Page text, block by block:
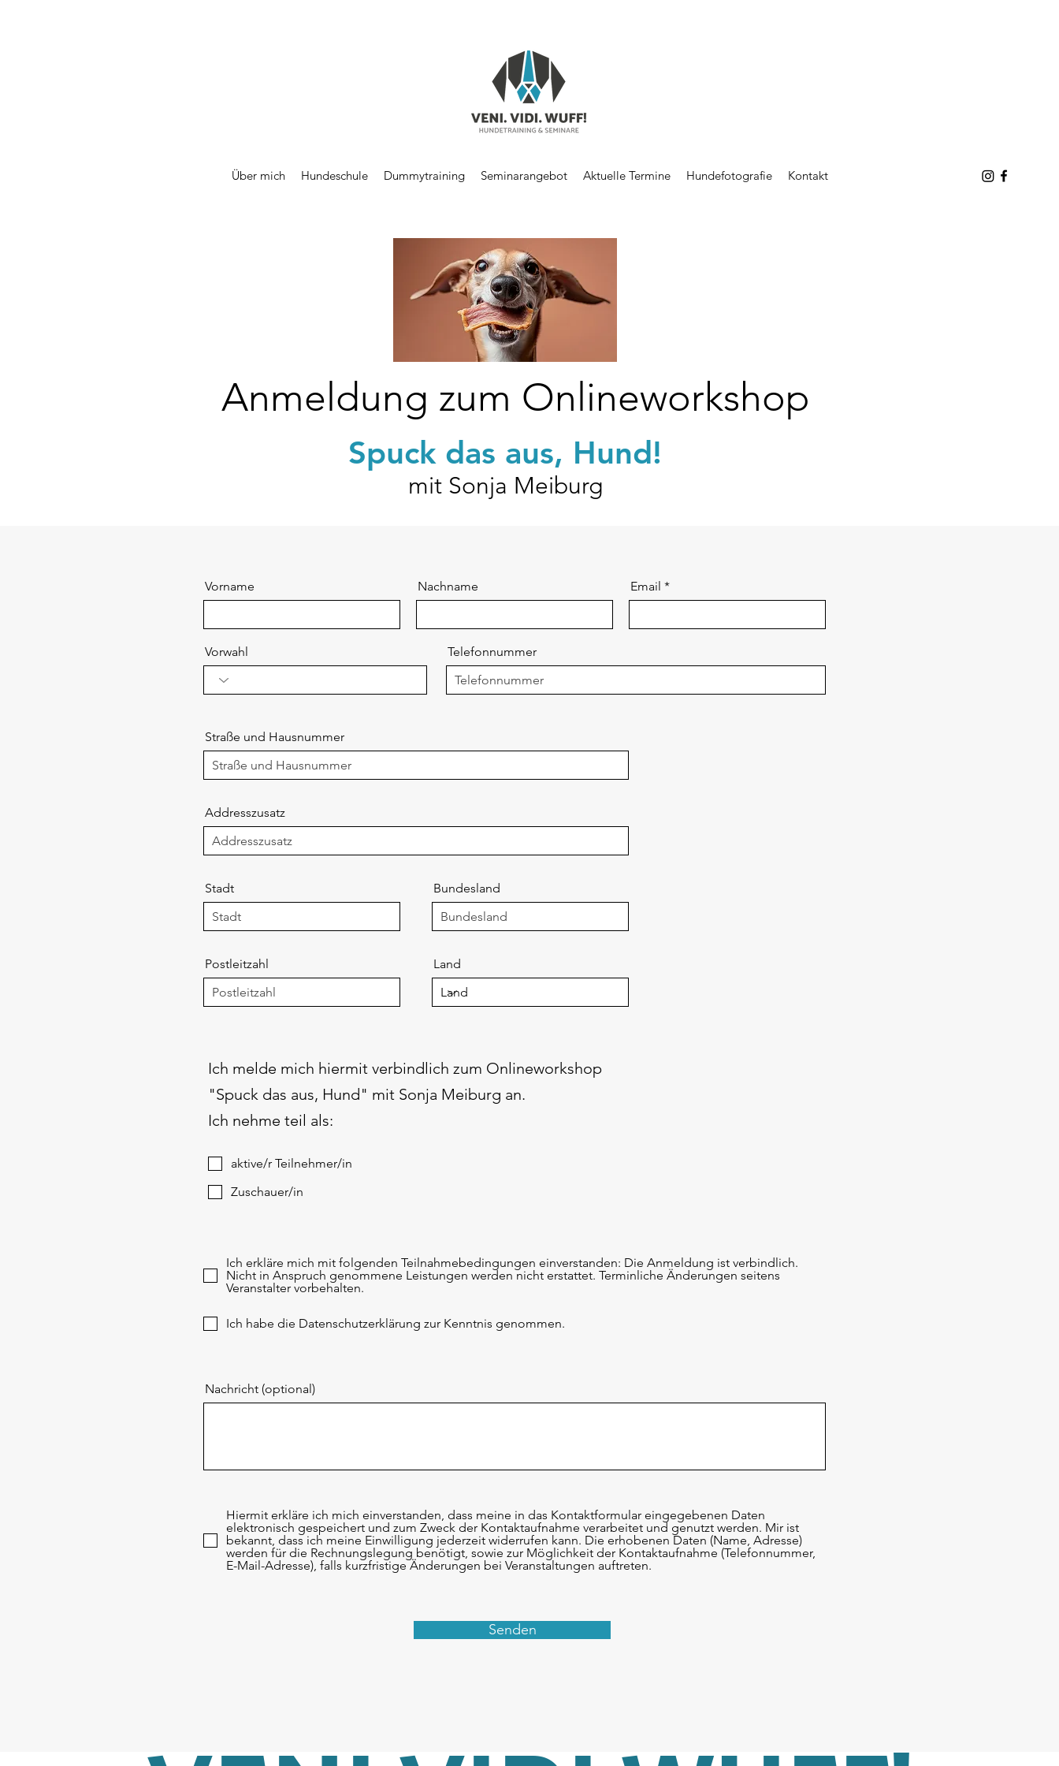
Über mich Hundeschule Dummytraining Seminarangebot Aktuelle Termine Hundefotografie Kontakt
Anmeldung zum Onlineworkshop
Spuck das aus, Hund!
mit Sonja Meiburg
Vorname Nachname Email
Vorwahl Telefonnummer
Straße und Hausnummer
Addresszusatz
Stadt Bundesland
Postleitzahl Land
Ich melde mich hiermit verbindlich zum Onlineworkshop
"Spuck das aus, Hund" mit Sonja Meiburg an.
Ich nehme teil als:
aktive/r Teilnehmer/in
Zuschauer/in
Ich erkläre mich mit folgenden Teilnahmebedingungen einverstanden: Die Anmeldung ist verbindlich.
Nicht in Anspruch genommene Leistungen werden nicht erstattet. Terminliche Änderungen seitens
Veranstalter vorbehalten.
Ich habe die Datenschutzerklärung zur Kenntnis genommen.
Nachricht (optional)
Hiermit erkläre ich mich einverstanden, dass meine in das Kontaktformular eingegebenen Daten
elektronisch gespeichert und zum Zweck der Kontaktaufnahme verarbeitet und genutzt werden. Mir ist
bekannt, dass ich meine Einwilligung jederzeit widerrufen kann. Die erhobenen Daten (Name, Adresse)
werden für die Rechnungslegung benötigt, sowie zur Möglichkeit der Kontaktaufnahme (Telefonnummer,
E-Mail-Adresse), falls kurzfristige Änderungen bei Veranstaltungen auftreten.
Senden